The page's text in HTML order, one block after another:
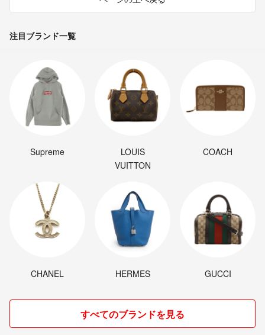
注目ブランド一覧
Supreme
LOUIS
VUITTON
COACH
CHANEL HERMES GUCCI
すべてのブランドを見る